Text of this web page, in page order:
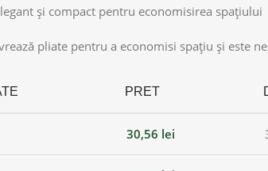
și compact pentru economisirea spațiului
pliate pentru a economisi spațiu și este
PRET
30,56 lei